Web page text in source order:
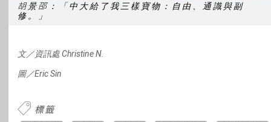
胡景邵：「中大給了我三樣寶物：自由、通識與副
修。」
文／資訊處 Christine N.
圖／Eric Sin
標籤